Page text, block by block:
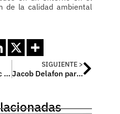
de la calidad ambiental
Rocalux by Tvitec gana el Premio al Producto más Innovador del año
SIGUIENTE >
Jacob Delafon participa un año más en la Feria Rebuild, punto de encuentro para la arquitectura avanzada y construcción 4.0